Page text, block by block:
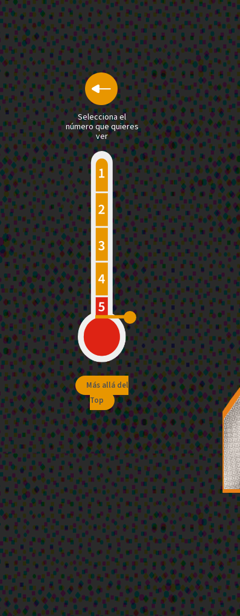
Selecciona el
número que quieres
ver
Más allá del
Top